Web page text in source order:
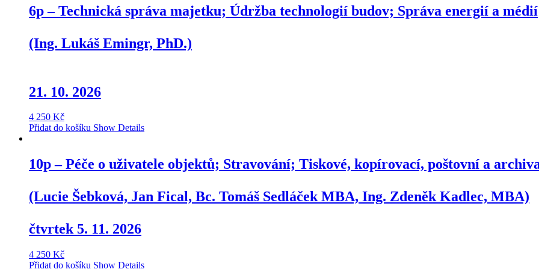
6p – Technická správa majetku; Údržba technologií budov; Správa energií a médií
(Ing. Lukáš Emingr, PhD.)
21. 10. 2026
4 250 Kč
Přidat do košíku Show Details
10p – Péče o uživatele objektů; Stravování; Tiskové, kopírovací, poštovní a
(Lucie Šebková, Jan Fical, Bc. Tomáš Sedláček MBA, Ing. Zdeněk Kadlec, MBA)
čtvrtek 5. 11. 2026
4 250 Kč
Přidat do košíku Show Details